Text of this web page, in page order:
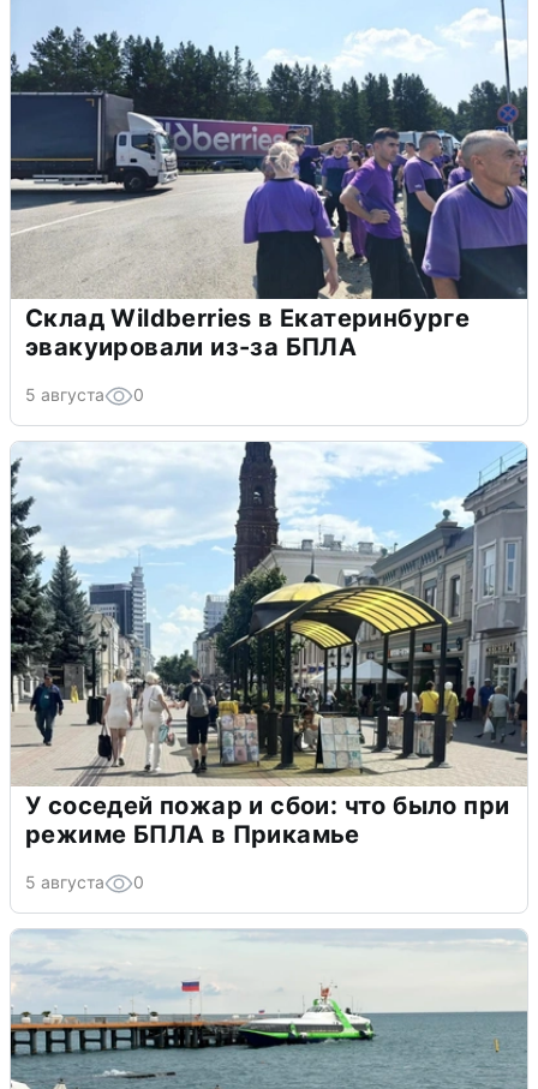
Склад Wildberries в Екатеринбурге
эвакуировали из-за БПЛА
5 августа 0
У соседей пожар и сбои: что было при
режиме БПЛА в Прикамье
5 августа 0